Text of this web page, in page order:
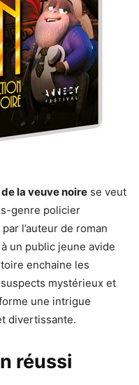
la veuve noire se veut
genre policier
l’auteur de roman
un public jeune avide
enchaine les
mystérieux et
une intrigue
divertissante.
réussi